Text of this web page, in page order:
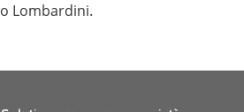
Lombardini.